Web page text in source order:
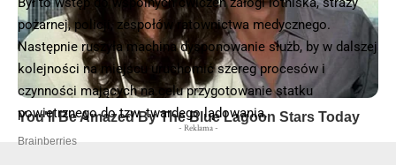
pożarnej, policji, zespołów ratownictwa medycznego.
Następnie ruszyła machina dysponowanie służb, by w dalszej
kolejności na miejscu uruchomić szereg procesów i
czynności mających na celu przygotowanie statku
powietrznego do tzw. twardego lądowania.
- Reklama -
© 2025 – Wielkopolska 112, Wszelkie prawa zastrzeżone |hvln.pl